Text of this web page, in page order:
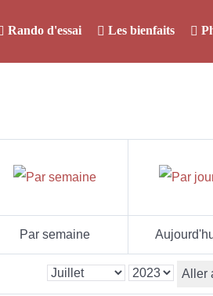
Rando d'essai Les bienfaits
Par semaine
Aller